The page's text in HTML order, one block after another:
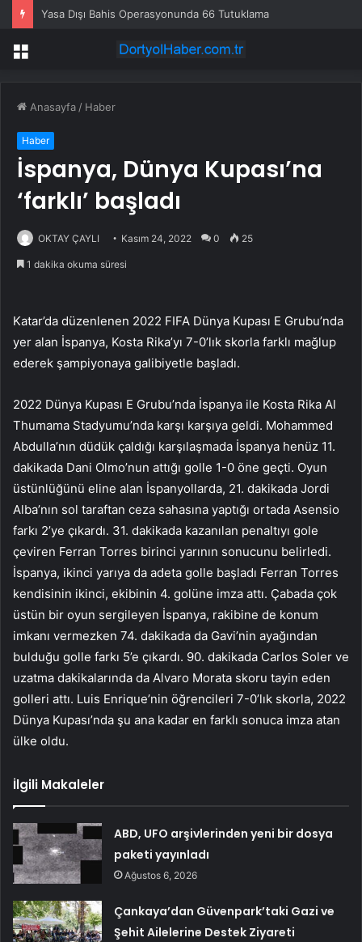
Yasa Dışı Bahis Operasyonunda 66 Tutuklama
Menü
Anasayfa / Haber
Haber
İspanya, Dünya Kupası’na
‘farklı’ başladı
OKTAY ÇAYLI Kasım 24, 2022 0 25
1 dakika okuma süresi
Katar’da düzenlenen 2022 FIFA Dünya Kupası E Grubu’nda
yer alan İspanya, Kosta Rika’yı 7-0’lık skorla farklı mağlup
ederek şampiyonaya galibiyetle başladı.
2022 Dünya Kupası E Grubu’nda İspanya ile Kosta Rika Al
Thumama Stadyumu’nda karşı karşıya geldi. Mohammed
Abdulla’nın düdük çaldığı karşılaşmada İspanya henüz 11.
dakikada Dani Olmo’nun attığı golle 1-0 öne geçti. Oyun
üstünlüğünü eline alan İspanyollarda, 21. dakikada Jordi
Alba’nın sol taraftan ceza sahasına yaptığı ortada Asensio
farkı 2’ye çıkardı. 31. dakikada kazanılan penaltıyı gole
çeviren Ferran Torres birinci yarının sonucunu belirledi.
İspanya, ikinci yarıya da adeta golle başladı Ferran Torres
kendisinin ikinci, ekibinin 4. golüne imza attı. Çabada çok
üstün bir oyun sergileyen İspanya, rakibine de konum
imkanı vermezken 74. dakikada da Gavi’nin ayağından
bulduğu golle farkı 5’e çıkardı. 90. dakikada Carlos Soler ve
uzatma dakikalarında da Alvaro Morata skoru tayin eden
golleri attı. Luis Enrique’nin öğrencileri 7-0’lık skorla, 2022
Dünya Kupası’nda şu ana kadar en farklı sonuca imza atan
ülke oldu.
İlgili Makaleler
ABD, UFO arşivlerinden yeni bir dosya
paketi yayınladı
Ağustos 6, 2026
Çankaya’dan Güvenpark’taki Gazi ve
Şehit Ailelerine Destek Ziyareti